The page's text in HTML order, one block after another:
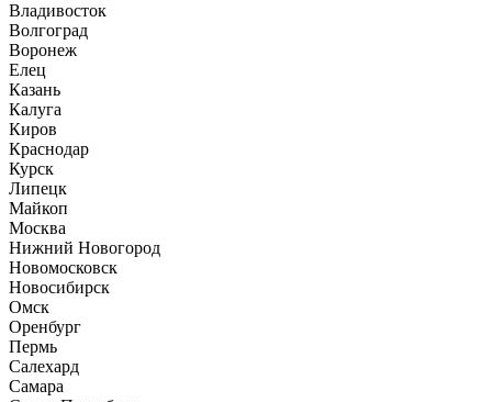
Владивосток
Волгоград
Воронеж
Елец
Казань
Калуга
Киров
Краснодар
Курск
Липецк
Майкоп
Москва
Нижний Новогород
Новомосковск
Новосибирск
Омск
Оренбург
Пермь
Салехард
Самара